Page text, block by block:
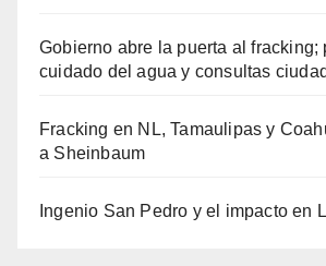
Gobierno abre la puerta al fracking;
cuidado del agua y consultas
Fracking en NL, Tamaulipas y
a Sheinbaum
Ingenio San Pedro y el impacto en